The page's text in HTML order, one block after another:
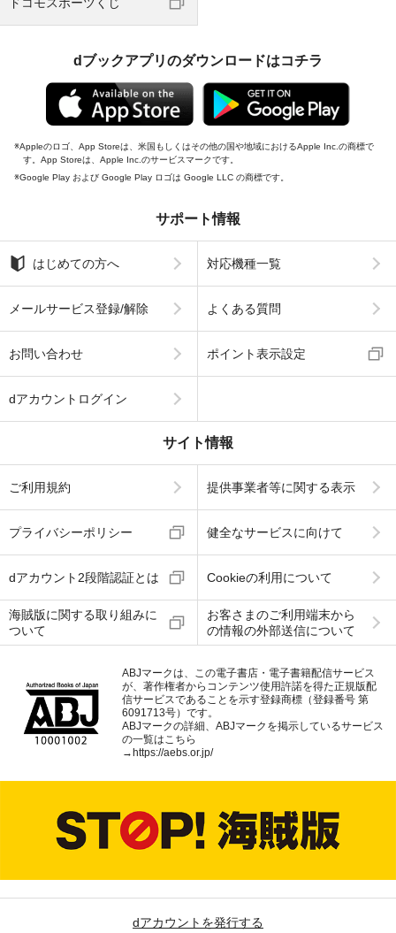
dブックアプリのダウンロードはコチラ
Appleのロゴ、App Storeは、米国もしくはその他の国や地域におけるApple Inc.の商標で
す。App Storeは、Apple Inc.のサービスマークです。
Google Play および Google Play ロゴは Google LLC の商標です。
サポート情報
はじめての方へ 対応機種一覧
メールサービス登録/解除 よくある質問
お問い合わせ ポイント表示設定
dアカウントログイン
サイト情報
ご利用規約 提供事業者等に関する表示
プライバシーポリシー 健全なサービスに向けて
dアカウント2段階認証とは Cookieの利用について
海賊版に関する取り組みに
ついて
お客さまのご利用端末から
の情報の外部送信について
ABJマークは、この電子書店・電子書籍配信サービス
が、著作権者からコンテンツ使用許諾を得た正規版配
信サービスであることを示す登録商標（登録番号 第
6091713号）です。
ABJマークの詳細、ABJマークを掲示しているサービス
の一覧はこちら
→ https://aebs.or.jp/
dアカウントを発行する